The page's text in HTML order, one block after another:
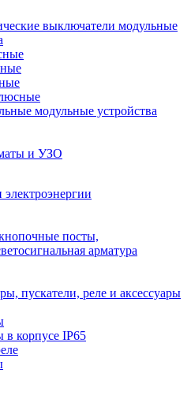
выключатели модульные
модульные устройства
и УЗО
посты,
арматура
пускатели, реле и аксессуары
в корпусе IP65